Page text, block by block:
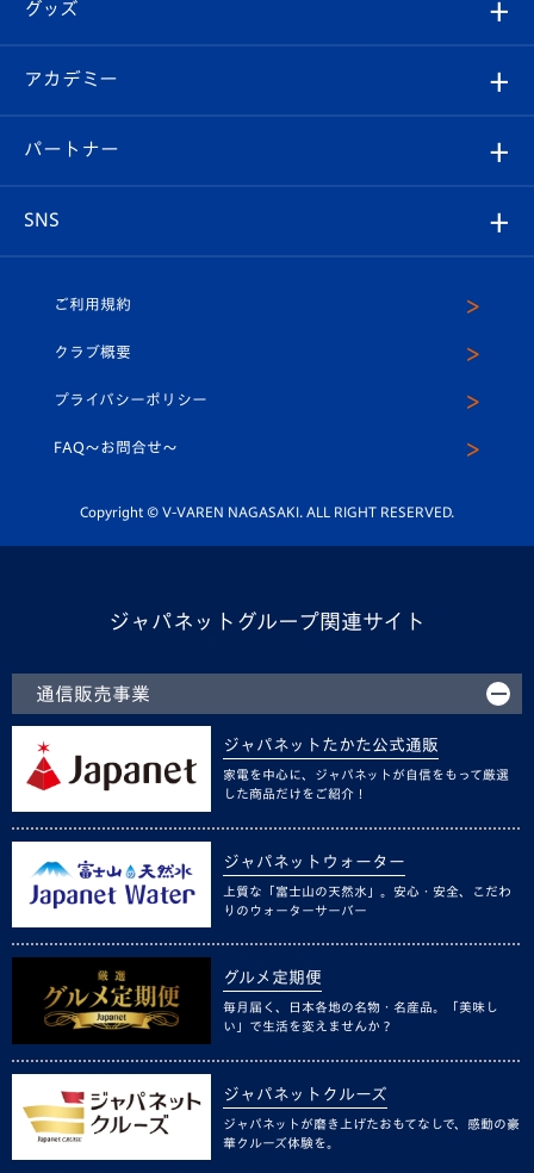
チケット
イベント
メディア
ホームタウン
スタッフプロフィール
マスコット紹介
平和祈念活動
ホームタウン活動
Revive Team
ヴィヴィくんの長崎おもてなしガイド
フォトギャラリー
スタジアムグルメ
V-LOVERS（ファンクラブ）
プレイヤーズスイート
グッズ
オンラインショップ
店舗情報
アカデミー
育成からのお知らせ
U-18
スクール
パートナー
SNS
ヴィヴィくんインスタグラム
公式LINE＠
ご利用規約
クラブ概要
プライバシーポリシー
FAQ〜お問合せ〜
Copyright © V-VAREN NAGASAKI. ALL RIGHT RESERVED.
ジャパネットグループ関連サイト
通信販売事業
ジャパネットたかた公式通販
家電を中心に、ジャパネットが自信をもって厳選
した商品だけをご紹介！
ジャパネットウォーター
上質な「富士山の天然水」。安心・安全、こだわ
りのウォーターサーバー
グルメ定期便
毎月届く、日本各地の名物・名産品。「美味し
い」で生活を変えませんか？
ジャパネットクルーズ
ジャパネットが磨き上げたおもてなしで、感動の豪
華クルーズ体験を。